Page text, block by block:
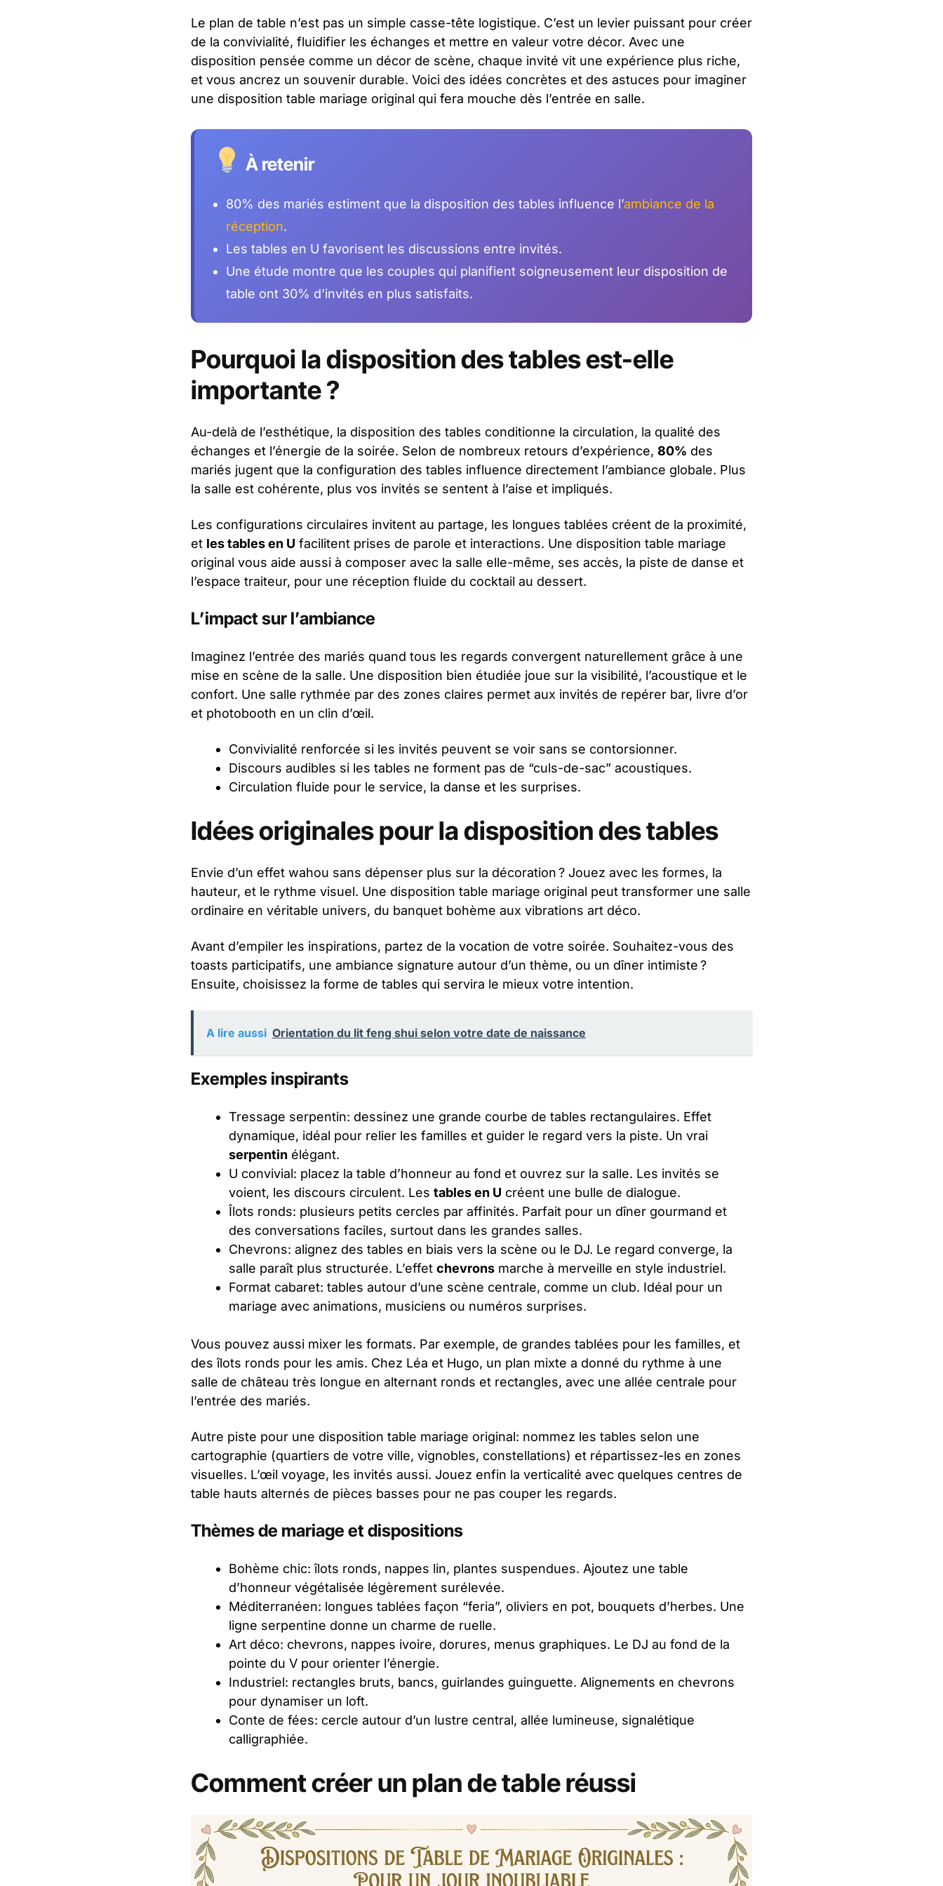
Le plan de table n’est pas un simple casse-tête logistique. C’est un levier puissant pour créer
de la convivialité, fluidifier les échanges et mettre en valeur votre décor. Avec une
disposition pensée comme un décor de scène, chaque invité vit une expérience plus riche,
et vous ancrez un souvenir durable. Voici des idées concrètes et des astuces pour imaginer
une disposition table mariage original qui fera mouche dès l’entrée en salle.
À retenir
80% des mariés estiment que la disposition des tables influence l’ambiance de la
réception.
Les tables en U favorisent les discussions entre invités.
Une étude montre que les couples qui planifient soigneusement leur disposition de
table ont 30% d’invités en plus satisfaits.
Pourquoi la disposition des tables est-elle
importante ?
Au-delà de l’esthétique, la disposition des tables conditionne la circulation, la qualité des
échanges et l’énergie de la soirée. Selon de nombreux retours d’expérience, 80% des
mariés jugent que la configuration des tables influence directement l’ambiance globale. Plus
la salle est cohérente, plus vos invités se sentent à l’aise et impliqués.
Les configurations circulaires invitent au partage, les longues tablées créent de la proximité,
et les tables en U facilitent prises de parole et interactions. Une disposition table mariage
original vous aide aussi à composer avec la salle elle-même, ses accès, la piste de danse et
l’espace traiteur, pour une réception fluide du cocktail au dessert.
L’impact sur l’ambiance
Imaginez l’entrée des mariés quand tous les regards convergent naturellement grâce à une
mise en scène de la salle. Une disposition bien étudiée joue sur la visibilité, l’acoustique et le
confort. Une salle rythmée par des zones claires permet aux invités de repérer bar, livre d’or
et photobooth en un clin d’œil.
Convivialité renforcée si les invités peuvent se voir sans se contorsionner.
Discours audibles si les tables ne forment pas de “culs-de-sac” acoustiques.
Circulation fluide pour le service, la danse et les surprises.
Idées originales pour la disposition des tables
Envie d’un effet wahou sans dépenser plus sur la décoration ? Jouez avec les formes, la
hauteur, et le rythme visuel. Une disposition table mariage original peut transformer une salle
ordinaire en véritable univers, du banquet bohème aux vibrations art déco.
Avant d’empiler les inspirations, partez de la vocation de votre soirée. Souhaitez-vous des
toasts participatifs, une ambiance signature autour d’un thème, ou un dîner intimiste ?
Ensuite, choisissez la forme de tables qui servira le mieux votre intention.
A lire aussi Orientation du lit feng shui selon votre date de naissance
Exemples inspirants
Tressage serpentin: dessinez une grande courbe de tables rectangulaires. Effet
dynamique, idéal pour relier les familles et guider le regard vers la piste. Un vrai
serpentin élégant.
U convivial: placez la table d’honneur au fond et ouvrez sur la salle. Les invités se
voient, les discours circulent. Les tables en U créent une bulle de dialogue.
Îlots ronds: plusieurs petits cercles par affinités. Parfait pour un dîner gourmand et
des conversations faciles, surtout dans les grandes salles.
Chevrons: alignez des tables en biais vers la scène ou le DJ. Le regard converge, la
salle paraît plus structurée. L’effet chevrons marche à merveille en style industriel.
Format cabaret: tables autour d’une scène centrale, comme un club. Idéal pour un
mariage avec animations, musiciens ou numéros surprises.
Vous pouvez aussi mixer les formats. Par exemple, de grandes tablées pour les familles, et
des îlots ronds pour les amis. Chez Léa et Hugo, un plan mixte a donné du rythme à une
salle de château très longue en alternant ronds et rectangles, avec une allée centrale pour
l’entrée des mariés.
Autre piste pour une disposition table mariage original: nommez les tables selon une
cartographie (quartiers de votre ville, vignobles, constellations) et répartissez-les en zones
visuelles. L’œil voyage, les invités aussi. Jouez enfin la verticalité avec quelques centres de
table hauts alternés de pièces basses pour ne pas couper les regards.
Thèmes de mariage et dispositions
Bohème chic: îlots ronds, nappes lin, plantes suspendues. Ajoutez une table
d’honneur végétalisée légèrement surélevée.
Méditerranéen: longues tablées façon “feria”, oliviers en pot, bouquets d’herbes. Une
ligne serpentine donne un charme de ruelle.
Art déco: chevrons, nappes ivoire, dorures, menus graphiques. Le DJ au fond de la
pointe du V pour orienter l’énergie.
Industriel: rectangles bruts, bancs, guirlandes guinguette. Alignements en chevrons
pour dynamiser un loft.
Conte de fées: cercle autour d’un lustre central, allée lumineuse, signalétique
calligraphiée.
Comment créer un plan de table réussi